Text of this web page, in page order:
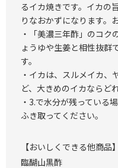
るイカ焼きです。イカの
りなおかずになります。
・「美濃三年酢」のコク
ょうゆや生姜と相性抜群
す。
・イカは、スルメイカ、
ど、大きめのイカならど
・3.で水分が残っている
ふき取ってください。
【おいしくできる他商品】
臨醐山黒酢